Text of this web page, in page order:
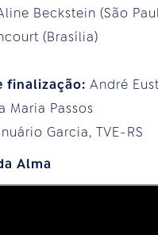
Beckstein (São
(Brasília)
finalização: André
Maria Passos
Garcia, TVE-RS
Alma